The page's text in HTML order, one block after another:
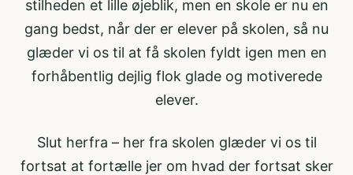
stilheden et lille øjeblik, men en skole er nu en
gang bedst, når der er elever på skolen, så nu
glæder vi os til at få skolen fyldt igen men en
forhåbentlig dejlig flok glade og motiverede
elever.
Slut herfra – her fra skolen glæder vi os til
fortsat at fortælle jer om hvad der fortsat sker